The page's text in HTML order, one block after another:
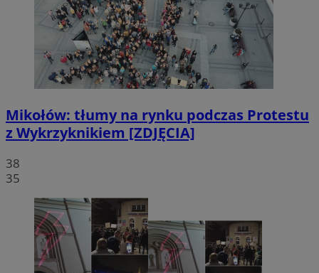
Mikołów: tłumy na rynku podczas Protestu
z Wykrzyknikiem [ZDJĘCIA]
38
35